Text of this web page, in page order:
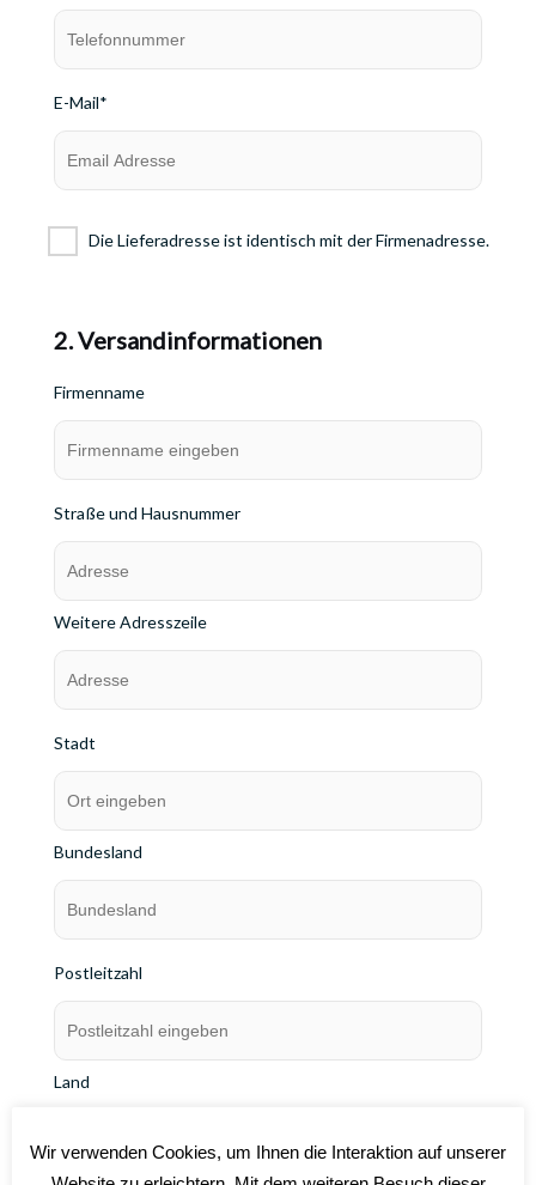
E-Mail*
Die Lieferadresse ist identisch mit der Firmenadresse.
2. Versandinformationen
Firmenname
Straße und Hausnummer
Weitere Adresszeile
Stadt
Bundesland
Postleitzahl
Land
Wir verwenden Cookies, um Ihnen die Interaktion auf unserer